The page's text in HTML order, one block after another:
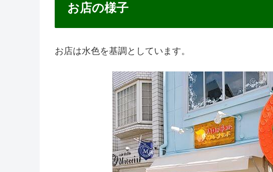
お店の様子
お店は水色を基調としています。